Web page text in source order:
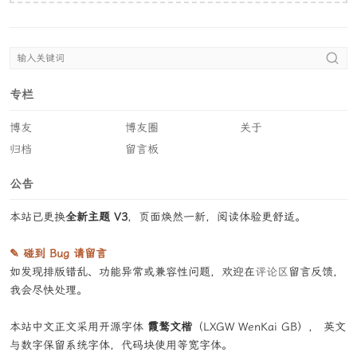
专栏
博友 博友圈
关于
归档
留言板
公告
本站已更换全新主题 V3，页面焕然一新，阅读体验更舒适。
✎ 碰到 Bug 请留言
如发现排版错乱、功能异常或兼容性问题，欢迎在评论区留言反馈，
我会尽快处理。
本站中文正文采用开源字体 霞鹜文楷 （LXGW WenKai GB）， 英文
与数字保留系统字体，代码块使用等宽字体。